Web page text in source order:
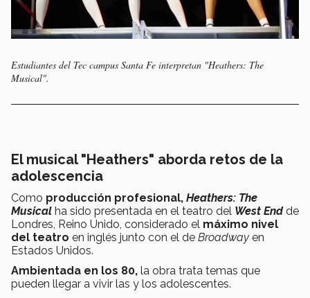
Estudiantes del Tec campus Santa Fe interpretan "Heathers: The
Musical".
El musical "Heathers" aborda retos de la
adolescencia
Como producción profesional, Heathers: The
Musical ha sido presentada en el teatro del West Endde
Londres, Reino Unido, considerado el máximo nivel
del teatro en inglés junto con el de Broadway en
Estados Unidos.
Ambientada en los 80, la obra trata temas que
pueden llegar a vivir las y los adolescentes.